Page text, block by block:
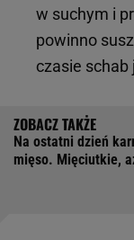
w suchym i
powinno
czasie
Na ostatni dzień
mięso. Mięciutkie,